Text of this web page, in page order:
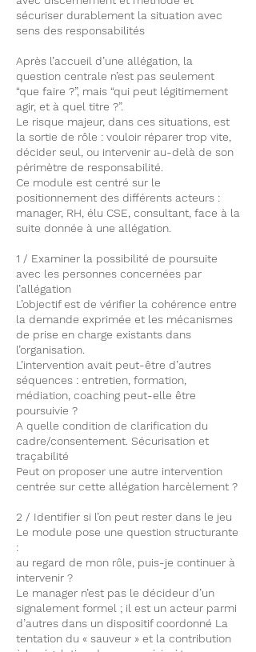
sécuriser durablement la situation avec
sens des responsabilités
Après l’accueil d’une allégation, la
question centrale n’est pas seulement
“que faire ?”, mais “qui peut légitimement
agir, et à quel titre ?”.
Le risque majeur, dans ces situations, est
la sortie de rôle : vouloir réparer trop vite,
décider seul, ou intervenir au-delà de son
périmètre de responsabilité.
Ce module est centré sur le
positionnement des différents acteurs :
manager, RH, élu CSE, consultant, face à la
suite donnée à une allégation.
1 / Examiner la possibilité de poursuite
avec les personnes concernées par
l’allégation
L’objectif est de vérifier la cohérence entre
la demande exprimée et les mécanismes
de prise en charge existants dans
l’organisation.
L’intervention avait peut-être d’autres
séquences : entretien, formation,
médiation, coaching peut-elle être
poursuivie ?
A quelle condition de clarification du
cadre/consentement. Sécurisation et
traçabilité
Peut on proposer une autre intervention
centrée sur cette allégation harcèlement ?
2 / Identifier si l’on peut rester dans le jeu
Le module pose une question structurante
:
au regard de mon rôle, puis-je continuer à
intervenir ?
Le manager n’est pas le décideur d’un
signalement formel ; il est un acteur parmi
d’autres dans un dispositif coordonné La
tentation du « sauveur » et la contribution